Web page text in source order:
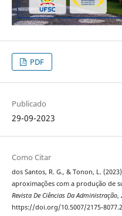
PDF
Publicado
29-09-2023
Como Citar
dos Santos, R. G., & Tonon, L.
aproximações com a produção de
Revista De Ciências Da Administração,
https://doi.org/10.5007/2175-